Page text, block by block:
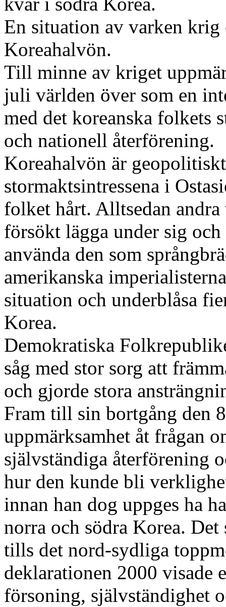
En situation av varken krig
Koreahalvön.
Till minne av kriget
juli världen över som en
med det koreanska folkets
och nationell återförening.
Koreahalvön är
stormaktsintressena i
folket hårt. Alltsedan
försökt lägga under sig
använda den som
amerikanska
situation och underblåsa
Korea.
Demokratiska
såg med stor sorg att
och gjorde stora
Fram till sin bortgång den
uppmärksamhet åt frågan
självständiga återförening
hur den kunde bli
innan han dog uppges ha
norra och södra Korea.
tills det nord-sydliga
deklarationen 2000 visade
försoning, självständighet